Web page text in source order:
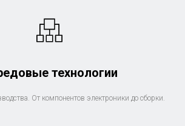
технологии
От компонентов электроники до сборки.